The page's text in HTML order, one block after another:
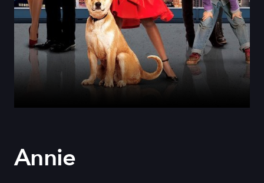
Annie